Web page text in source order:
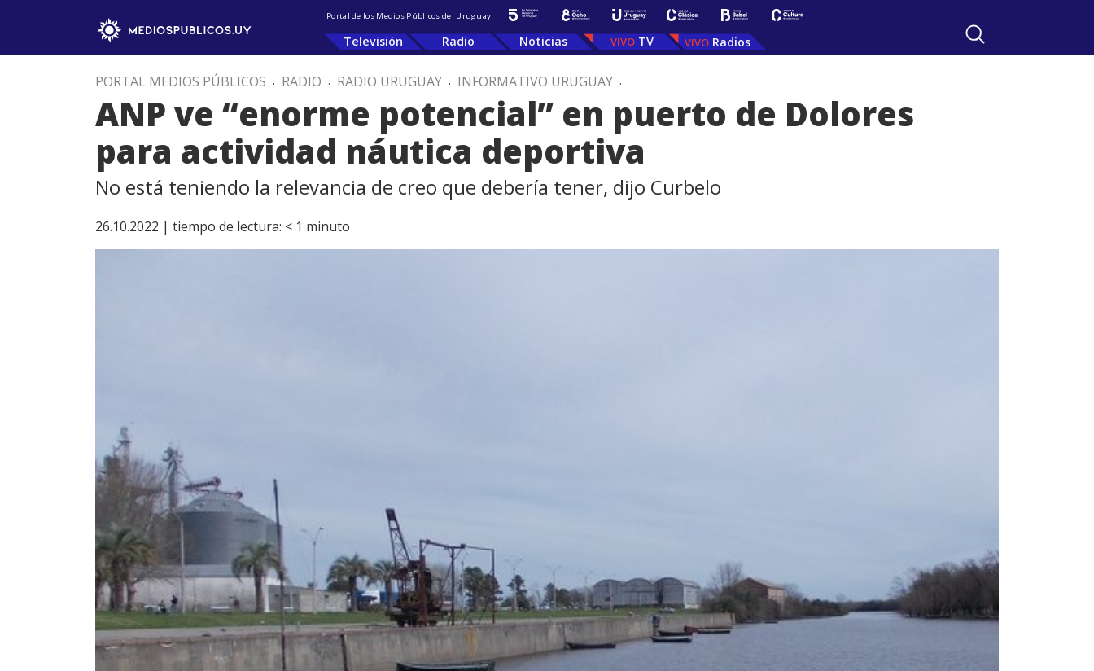
Portal de los Medios Públicos del Uruguay
Televisión Radio Noticias TV Radios
PORTAL MEDIOS PÚBLICOS . RADIO . RADIO URUGUAY . INFORMATIVO URUGUAY .
ANP ve “enorme potencial” en puerto de Dolores
para actividad náutica deportiva
No está teniendo la relevancia de creo que debería tener, dijo Curbelo
26.10.2022 | tiempo de lectura: < 1 minuto